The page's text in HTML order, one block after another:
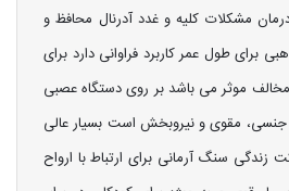
مشکلات کلیه و غدد آدرنال محافظ و
برای طول عمر کاربرد فراوانی دارد برای
موثر می باشد بر روی دستگاه عصبی
مقوی و نیروبخش است بسیار عالی
زندگی سنگ آرمانی برای ارتباط با ارواح